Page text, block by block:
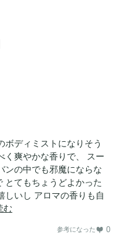
ボディミストになりそう
く爽やかな香りで、 スー
ンの中でも邪魔にならな
とてもちょうどよかった
しいし アロマの香りも自
む
参考になった 0